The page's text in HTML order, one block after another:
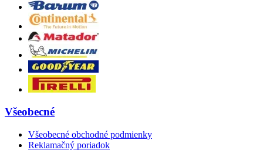
Všeobecné
Všeobecné obchodné podmienky
Reklamačný poriadok